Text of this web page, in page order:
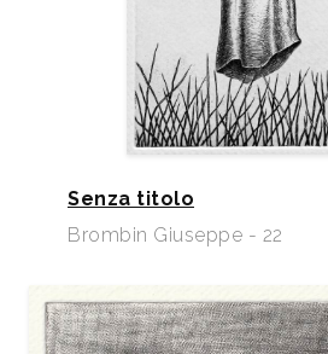
Senza titolo
Brombin Giuseppe - 22